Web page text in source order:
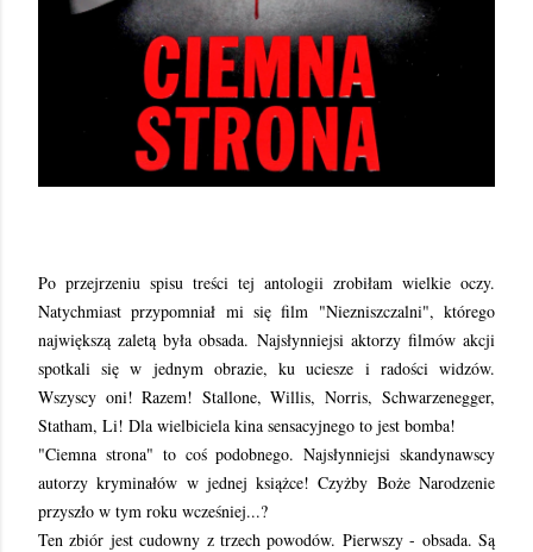
Po przejrzeniu spisu treści tej antologii zrobiłam wielkie oczy.
Natychmiast przypomniał mi się film "Niezniszczalni", którego
największą zaletą była obsada. Najsłynniejsi aktorzy filmów akcji
spotkali się w jednym obrazie, ku uciesze i radości widzów.
Wszyscy oni! Razem! Stallone, Willis, Norris, Schwarzenegger,
Statham, Li! Dla wielbiciela kina sensacyjnego to jest bomba!
"Ciemna strona" to coś podobnego. Najsłynniejsi skandynawscy
autorzy kryminałów w jednej książce! Czyżby Boże Narodzenie
przyszło w tym roku wcześniej...?
Ten zbiór jest cudowny z trzech powodów. Pierwszy - obsada. Są